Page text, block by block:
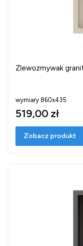
Zlewozmywak
wymiary 860x435
519,00 zł
Zobacz produkt